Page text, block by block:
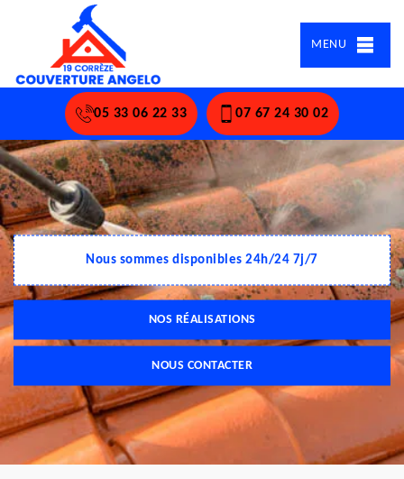
MENU
05 33 06 22 33 07 67 24 30 02
Nous sommes disponibles 24h/24 7j/7
NOS RÉALISATIONS
NOUS CONTACTER